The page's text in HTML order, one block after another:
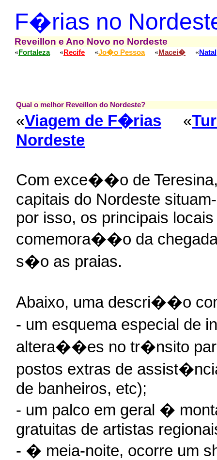
F�rias no
Reveillon e Ano Novo no Nordeste
« Fortaleza« Recife «Jo�o Pessoa« Macei� «Natal
Qual o melhor Reveillon do Nordeste?
«Viagem de F�rias «
Nordeste
Com exce��o de
capitais do Nordeste
por isso, os principais
comemora��o da
s�o as praias.
Abaixo, uma descri��o
- um esquema especial de
altera��es no tr�nsito
postos extras de
de banheiros, etc);
- um palco em geral �
gratuitas de artistas
- � meia-noite, ocorre um